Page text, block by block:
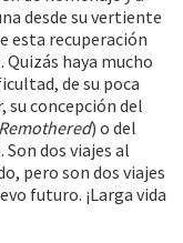
desde su vertiente
esta recuperación
Quizás haya mucho
de su poca
su concepción del
Remothered) o del
Son dos viajes al
pero son dos viajes
futuro. ¡Larga vida